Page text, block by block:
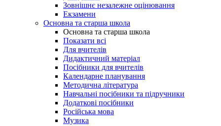
Зовнішнє незалежне оцінювання
Екзамени
Основна та старша школа
Основна та старша школа
Показати всі
Для вчителів
Дидактичний матеріал
Посібники для вчителів
Календарне планування
Методична література
Навчальні посібники та підручники
Додаткові посібники
Російська мова
Музика